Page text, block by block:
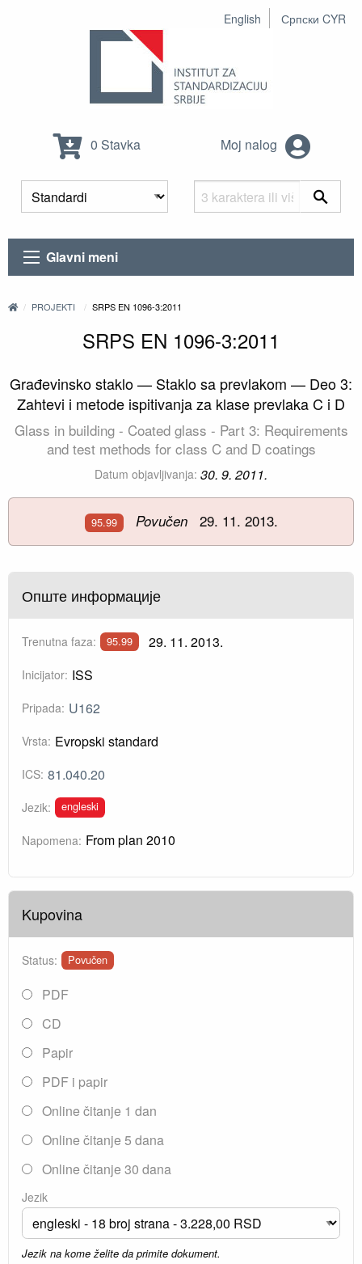
English Српски CYR
0 Stavka Moj nalog
Glavni meni
PROJEKTI SRPS EN 1096-3:2011
SRPS EN 1096-3:2011
Građevinsko staklo — Staklo sa prevlakom — Deo 3:
Zahtevi i metode ispitivanja za klase prevlaka C i D
Glass in building - Coated glass - Part 3: Requirements
and test methods for class C and D coatings
Datum objavljivanja: 30. 9. 2011.
95.99 Povučen29. 11. 2013.
Опште информације
Trenutna faza: 95.99 29. 11. 2013.
Inicijator: ISS
Pripada: U162
Vrsta: Evropski standard
ICS: 81.040.20
Jezik: engleski
Napomena: From plan 2010
Kupovina
Status: Povučen
PDF
CD
Papir
PDF i papir
Online čitanje 1 dan
Online čitanje 5 dana
Online čitanje 30 dana
Jezik
Jezik na kome želite da primite dokument.